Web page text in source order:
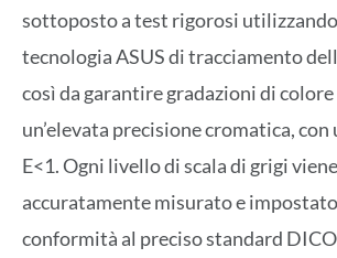
sottoposto a test rigorosi utilizzando
tecnologia ASUS di tracciamento
così da garantire gradazioni di
un’elevata precisione cromatica,
E<1. Ogni livello di scala di grigi
accuratamente misurato e
conformità al preciso standard